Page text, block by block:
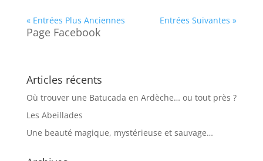
« Entrées Plus Anciennes Entrées Suivantes »
Page Facebook
Articles récents
Où trouver une Batucada en Ardèche… ou tout près ?
Les Abeillades
Une beauté magique, mystérieuse et sauvage…